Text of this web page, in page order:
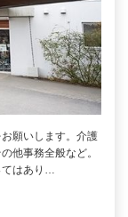
願いします。介護
他事務全般など。
てはあり…